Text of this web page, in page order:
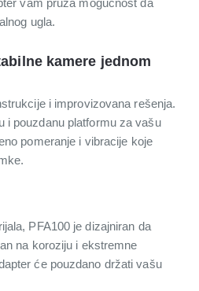
ugla.
kamere jednom
i improvizovana rešenja.
i pouzdanu platformu za vašu
pomeranje i vibracije koje
PFA100 je dizajniran da
na koroziju i ekstremne
će pouzdano držati vašu